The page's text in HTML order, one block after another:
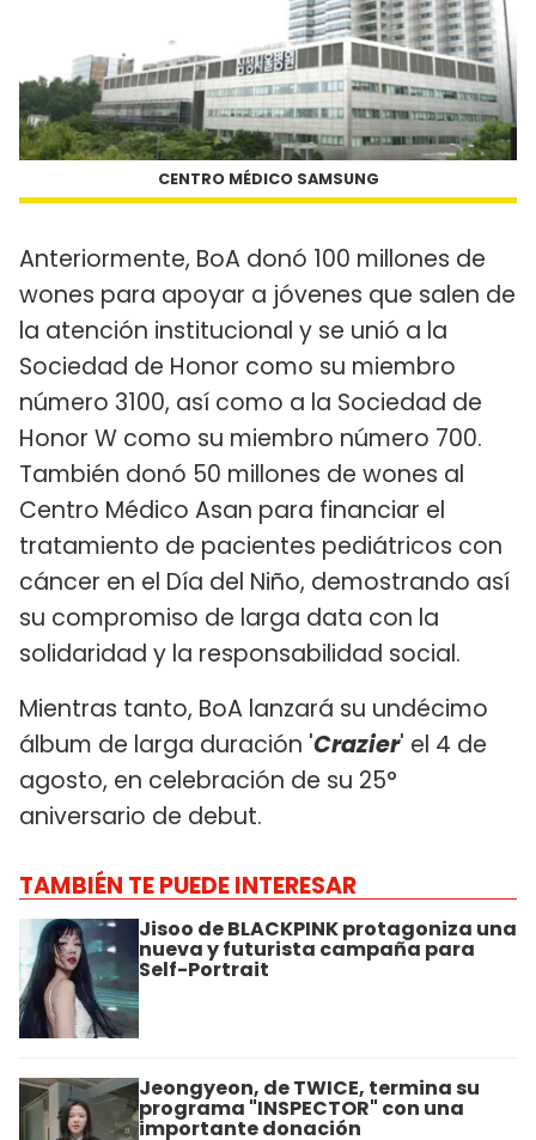
CENTRO MÉDICO SAMSUNG
Anteriormente, BoA donó 100 millones de
wones para apoyar a jóvenes que salen de
la atención institucional y se unió a la
Sociedad de Honor como su miembro
número 3100, así como a la Sociedad de
Honor W como su miembro número 700.
También donó 50 millones de wones al
Centro Médico Asan para financiar el
tratamiento de pacientes pediátricos con
cáncer en el Día del Niño, demostrando así
su compromiso de larga data con la
solidaridad y la responsabilidad social.
Mientras tanto, BoA lanzará su undécimo
álbum de larga duración 'Crazier' el 4 de
agosto, en celebración de su 25°
aniversario de debut.
TAMBIÉN TE PUEDE INTERESAR
Jisoo de BLACKPINK protagoniza una
nueva y futurista campaña para
Self-Portrait
Jeongyeon, de TWICE, termina su
programa "INSPECTOR" con una
importante donación